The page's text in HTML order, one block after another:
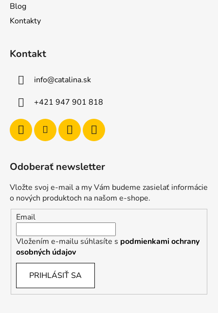
Blog
Kontakty
Kontakt
info@catalina.sk
+421 947 901 818
Odoberať newsletter
Vložte svoj e-mail a my Vám budeme zasielať informácie
o nových produktoch na našom e-shope.
Email
Vložením e-mailu súhlasíte s podmienkami ochrany
osobných údajov
PRIHLÁSIŤ SA